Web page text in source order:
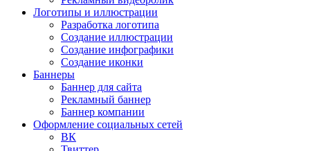
Логотипы и иллюстрации
Разработка логотипа
Создание иллюстрации
Создание инфографики
Создание иконки
Баннеры
Баннер для сайта
Рекламный баннер
Баннер компании
Оформление социальных сетей
ВК